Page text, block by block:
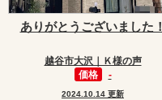
ありがとうございました！
越谷市大沢｜Ｋ様の声
価格
-
2024.10.14 更新